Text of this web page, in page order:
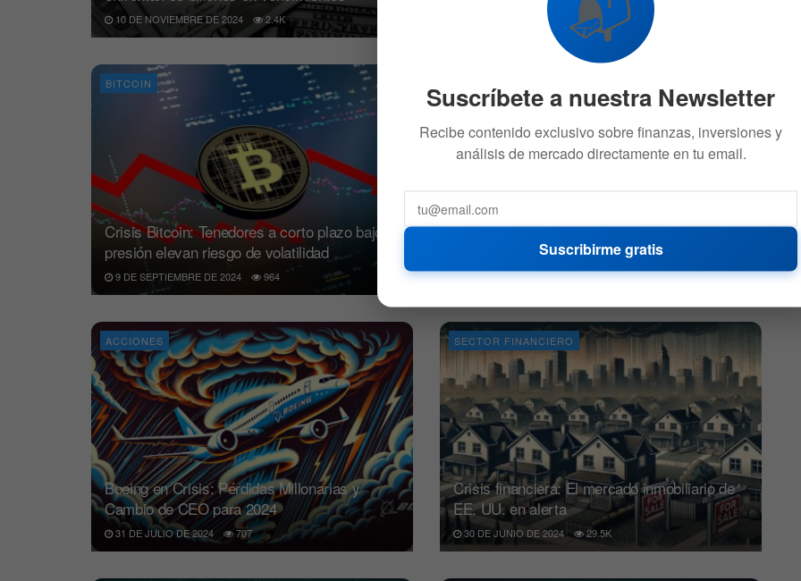
10 DE NOVIEMBRE DE 2024 2.4K 30 DE SEPTIEMBRE DE 2024 2.7K
BITCOIN
Crisis Bitcoin: Tenedores a corto plazo bajo
presión elevan riesgo de volatilidad
9 DE SEPTIEMBRE DE 2024 964
BNY y JPMorgan entre 94 bancos en riesgo
de corridas bancarias
17 DE AGOSTO DE 2024 608
ACCIONES
Boeing en Crisis: Pérdidas Millonarias y
Cambio de CEO para 2024
31 DE JULIO DE 2024 707
SECTOR FINANCIERO
Crisis financiera: El mercado inmobiliario de
EE. UU. en alerta
30 DE JUNIO DE 2024 29.5K
Suscríbete a nuestra Newsletter
Recibe contenido exclusivo sobre finanzas, inversiones y
análisis de mercado directamente en tu email.
Suscribirme gratis